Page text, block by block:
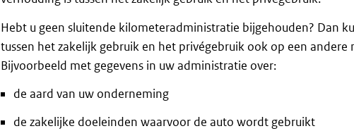
Hebt u geen sluitende kilometeradministratie bijgehouden? Dan
tussen het zakelijk gebruik en het privégebruik ook op een andere
Bijvoorbeeld met gegevens in uw administratie over:
de aard van uw onderneming
de zakelijke doeleinden waarvoor de auto wordt gebruikt